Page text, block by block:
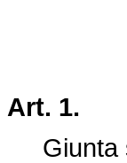
Art. 1.
Giunta